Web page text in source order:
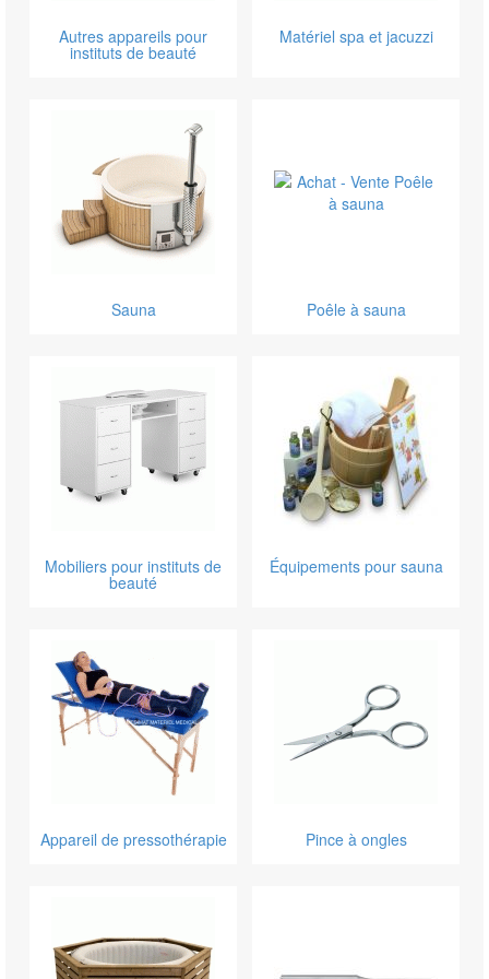
Autres appareils pour
instituts de beauté
Matériel spa et jacuzzi
Sauna Poêle à sauna
Mobiliers pour instituts de
beauté
Équipements pour sauna
Appareil de pressothérapie Pince à ongles